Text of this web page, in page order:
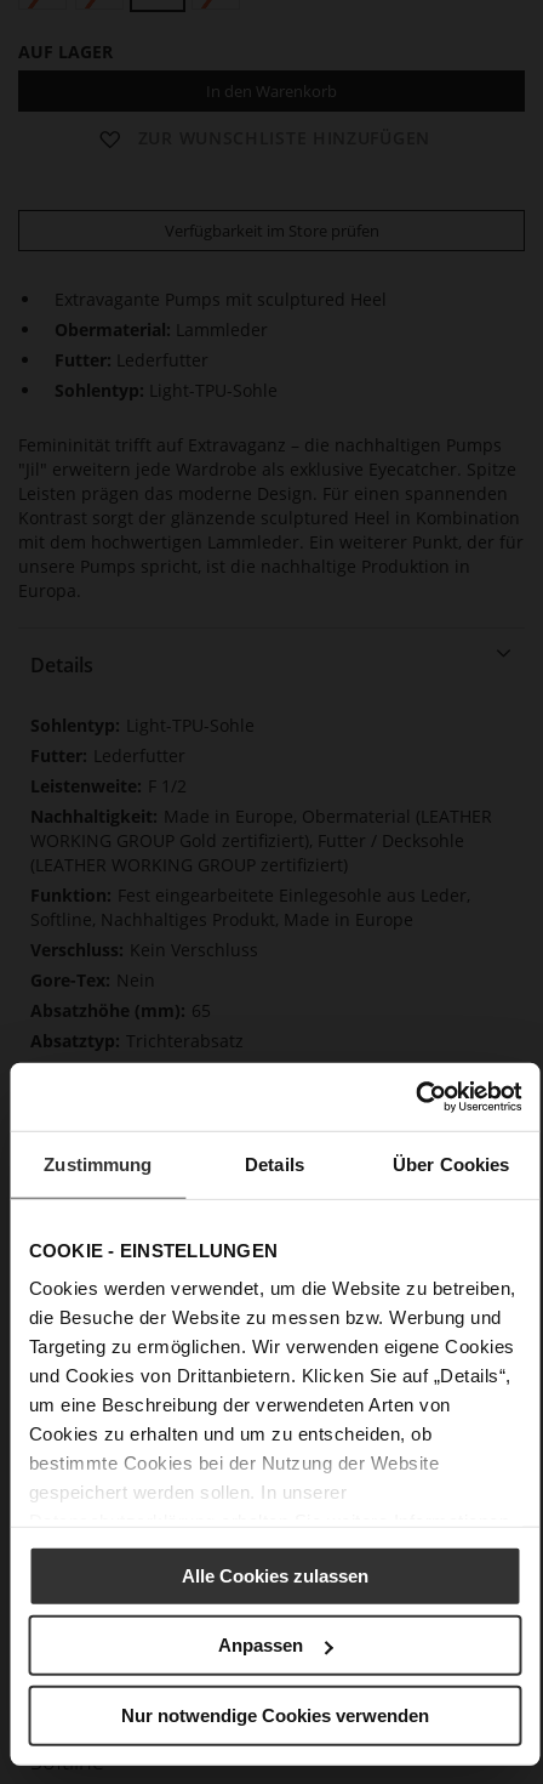
Zustimmung Details Über Cookies
COOKIE - EINSTELLUNGEN
Cookies werden verwendet, um die Website zu betreiben,
die Besuche der Website zu messen bzw. Werbung und
Targeting zu ermöglichen. Wir verwenden eigene Cookies
und Cookies von Drittanbietern. Klicken Sie auf „Details“,
um eine Beschreibung der verwendeten Arten von
Cookies zu erhalten und um zu entscheiden, ob
bestimmte Cookies bei der Nutzung der Website
gespeichert werden sollen. In unserer
Alle Cookies zulassen
Anpassen
Nur notwendige Cookies verwenden
AUF LAGER
In den Warenkorb
Verfügbarkeit im Store prüfen
Extravagante Pumps mit sculptured Heel
Obermaterial: Lammleder
Futter: Lederfutter
Sohlentyp: Light-TPU-Sohle
Femininität trifft auf Extravaganz – die nachhaltigen Pumps
"Jil" erweitern jede Wardrobe als exklusive Eyecatcher. Spitze
Leisten prägen das moderne Design. Für einen spannenden
Kontrast sorgt der glänzende sculptured Heel in Kombination
mit dem hochwertigen Lammleder. Ein weiterer Punkt, der für
unsere Pumps spricht, ist die nachhaltige Produktion in
Europa.
Details
Mehr
Informationen
Light-TPU-Sohle
Lederfutter
F 1/2
Made in Europe, Obermaterial (LEATHER
WORKING GROUP Gold zertifiziert), Futter / Decksohle
(LEATHER WORKING GROUP zertifiziert)
Fest eingearbeitete Einlegesohle aus Leder,
Softline, Nachhaltiges Produkt, Made in Europe
Kein Verschluss
Nein
65
Trichterabsatz
edles, hochwertiges Lammleder
Care
Softline